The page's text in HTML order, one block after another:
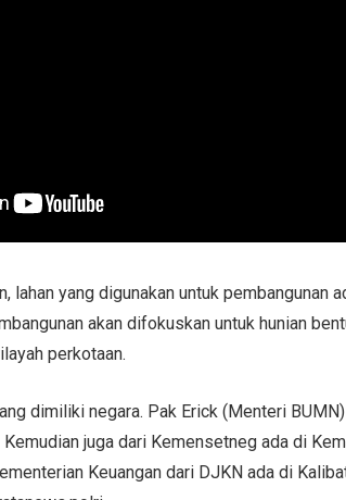
lahan yang digunakan untuk pembangunan
akan difokuskan untuk hunian
perkotaan.
dimiliki negara. Pak Erick (Menteri
Kemudian juga dari Kemensetneg ada di
Keuangan dari DJKN ada di